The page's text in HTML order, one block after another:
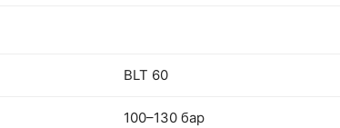
BLT 60
100–130 бар